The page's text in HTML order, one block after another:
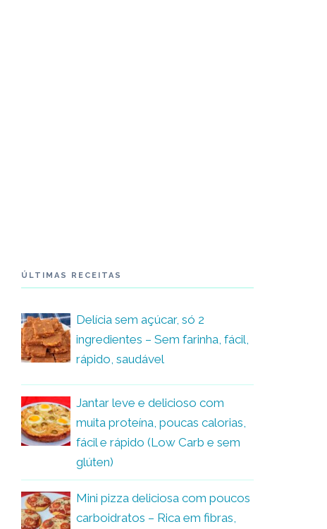
ÚLTIMAS RECEITAS
Delícia sem açúcar, só 2
ingredientes – Sem farinha, fácil,
rápido, saudável
Jantar leve e delicioso com
muita proteína, poucas calorias,
fácil e rápido (Low Carb e sem
glúten)
Mini pizza deliciosa com poucos
carboidratos – Rica em fibras,